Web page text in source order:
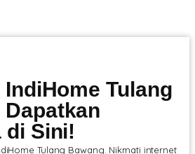
Tulang
di Sini!
Tulang Bawang. Nikmati internet